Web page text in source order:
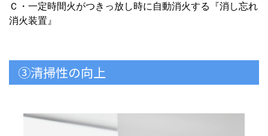
Ｃ・一定時間火がつきっ放し時に自動消火する『消し忘れ
消火装置』
③清掃性の向上